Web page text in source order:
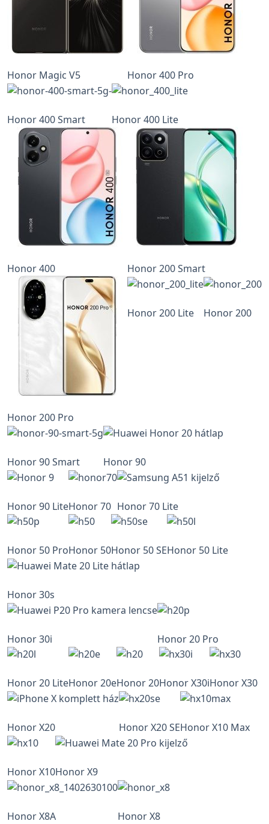
Honor Magic V5 Honor 400 Pro
Honor 400 Smart Honor 400 Lite
Honor 400 Honor 200 Smart
Honor 200 Pro
Honor 200 Lite Honor 200
Honor 90 Smart Honor 90
Honor 90 LiteHonor 70 Honor 70 Lite
Honor 50 ProHonor 50Honor 50 SEHonor 50 Lite
Honor 30s
Honor 30i Honor 20 Pro
Honor 20 LiteHonor 20eHonor 20Honor X30iHonor X30
Honor X20 Honor X20 SEHonor X10 Max
Honor X10Honor X9
Honor X8A Honor X8